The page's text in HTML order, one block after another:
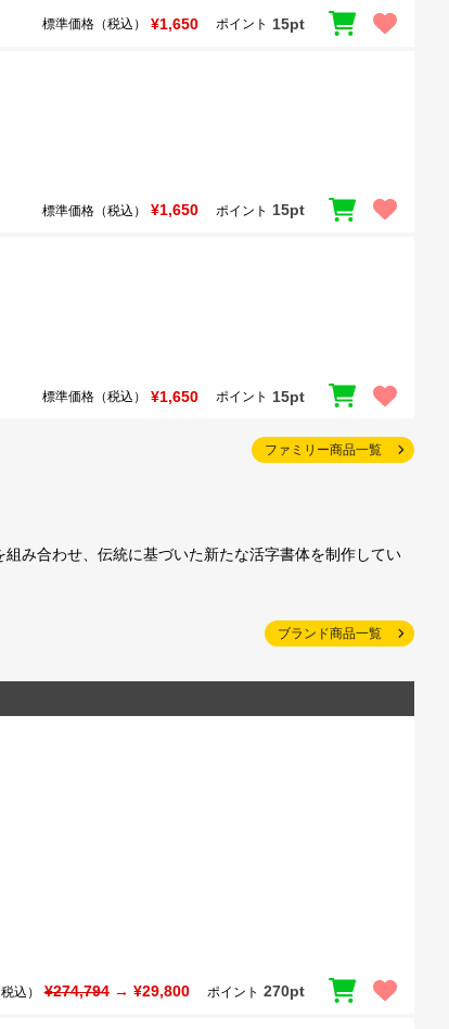
標準価格（税込） ¥1,650 ポイント 15pt
標準価格（税込） ¥1,650 ポイント 15pt
標準価格（税込） ¥1,650 ポイント 15pt
ファミリー商品一覧
み合わせ、伝統に基づいた新たな活字書体を制作してい
ブランド商品一覧
込） ¥274,794→ ¥29,800 ポイント 270pt